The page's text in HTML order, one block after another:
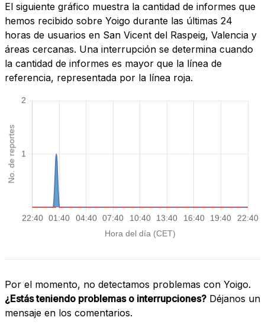
El siguiente gráfico muestra la cantidad de informes que
hemos recibido sobre Yoigo durante las últimas 24
horas de usuarios en San Vicent del Raspeig, Valencia y
áreas cercanas. Una interrupción se determina cuando
la cantidad de informes es mayor que la línea de
referencia, representada por la línea roja.
Por el momento, no detectamos problemas con Yoigo.
¿Estás teniendo problemas o interrupciones? Déjanos un
mensaje en los comentarios.